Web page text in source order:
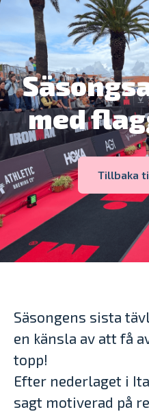
med
Tillbaka
Säsongens sista
en känsla av att få
topp!
Efter nederlaget i
sagt motiverad på